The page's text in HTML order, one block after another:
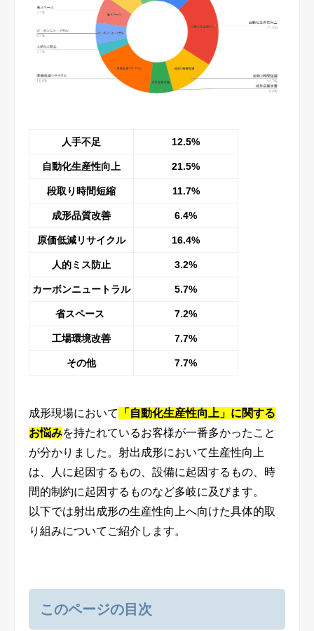
オンライン相談のお申し込み
プライバシーポリシー
人手不足 12.5%
自動化生産性向上 21.5%
段取り時間短縮 11.7%
成形品質改善 6.4%
原価低減リサイクル 16.4%
人的ミス防止 3.2%
カーボンニュートラル 5.7%
省スペース 7.2%
工場環境改善 7.7%
その他 7.7%
成形現場において
「自動化生産性向上」に関する
お悩みを持たれているお客様が一番多かったこと
が分かりました。射出成形において生産性向上
は、人に起因するもの、設備に起因するもの、時
間的制約に起因するものなど多岐に及びます。
以下では射出成形の生産性向上へ向けた具体的取
り組みについてご紹介します。
このページの目次